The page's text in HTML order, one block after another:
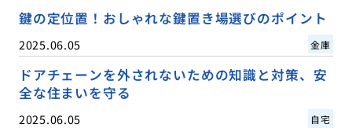
鍵の定位置！おしゃれな鍵置き場選びのポイント
2025.06.05 金庫
ドアチェーンを外されないための知識と対策、安
全な住まいを守る
2025.06.05 自宅